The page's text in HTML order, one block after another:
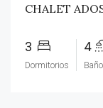
CHALET
3
Dormitorios
4